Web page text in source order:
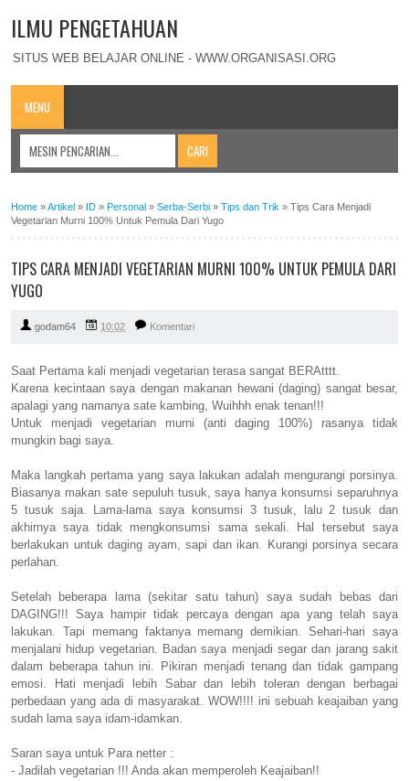
ILMU PENGETAHUAN
SITUS WEB BELAJAR ONLINE - WWW.ORGANISASI.ORG
MENU
Home »Artikel » ID » Personal » Serba-Serbi » Tips dan Trik » Tips Cara Menjadi
Vegetarian Murni 100% Untuk Pemula Dari Yugo
TIPS CARA MENJADI VEGETARIAN MURNI 100% UNTUK PEMULA DARI
YUGO
godam64 10:02 Komentari
Saat Pertama kali menjadi vegetarian terasa sangat BERAtttt.
Karena kecintaan saya dengan makanan hewani (daging) sangat besar,
apalagi yang namanya sate kambing, Wuihhh enak tenan!!!
Untuk menjadi vegetarian murni (anti daging 100%) rasanya tidak
mungkin bagi saya.
Maka langkah pertama yang saya lakukan adalah mengurangi porsinya.
Biasanya makan sate sepuluh tusuk, saya hanya konsumsi separuhnya
5 tusuk saja. Lama-lama saya konsumsi 3 tusuk, lalu 2 tusuk dan
akhirnya saya tidak mengkonsumsi sama sekali. Hal tersebut saya
berlakukan untuk daging ayam, sapi dan ikan. Kurangi porsinya secara
perlahan.
Setelah beberapa lama (sekitar satu tahun) saya sudah bebas dari
DAGING!!! Saya hampir tidak percaya dengan apa yang telah saya
lakukan. Tapi memang faktanya memang demikian. Sehari-hari saya
menjalani hidup vegetarian. Badan saya menjadi segar dan jarang sakit
dalam beberapa tahun ini. Pikiran menjadi tenang dan tidak gampang
emosi. Hati menjadi lebih Sabar dan lebih toleran dengan berbagai
perbedaan yang ada di masyarakat. WOW!!!! ini sebuah keajaiban yang
sudah lama saya idam-idamkan.
Saran saya untuk Para netter :
- Jadilah vegetarian !!! Anda akan memperoleh Keajaiban!!